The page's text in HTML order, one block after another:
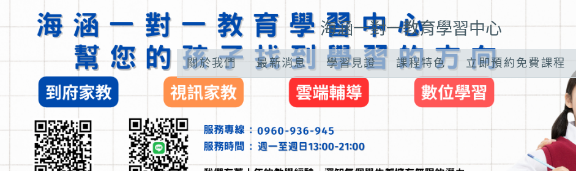
海涵一對一教育學習中心
關於我們 最新消息 學習見證 課程特色 立即預約免費課程